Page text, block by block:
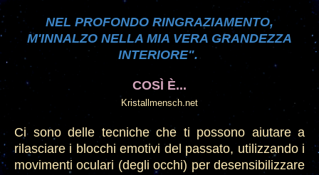
NEL PROFONDO RINGRAZIAMENTO,
M'INNALZO NELLA MIA VERA GRANDEZZA
INTERIORE".
COSÌÈ...
Kristallmensch.net
Ci sono delle tecniche che ti possono aiutare a
rilasciare i blocchi emotivi del passato, utilizzando i
movimenti oculari (degli occhi) per desensibilizzare